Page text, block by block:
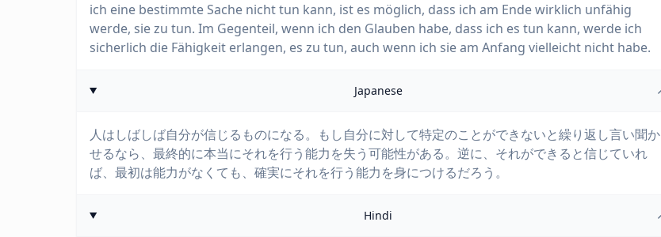
ich eine bestimmte Sache nicht tun kann, ist es möglich, dass ich am Ende wirklich unfähig
werde, sie zu tun. Im Gegenteil, wenn ich den Glauben habe, dass ich es tun kann, werde ich
sicherlich die Fähigkeit erlangen, es zu tun, auch wenn ich sie am Anfang vielleicht nicht habe.
Japanese
人はしばしば自分が信じるものになる。もし自分に対して特定のことができないと繰り返し言い聞か
せるなら、最終的に本当にそれを行う能力を失う可能性がある。逆に、それができると信じていれ
ば、最初は能力がなくても、確実にそれを行う能力を身につけるだろう。
Hindi